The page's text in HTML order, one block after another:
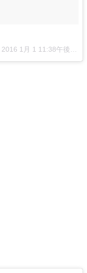
2016 1月 1 11:38午後 PST